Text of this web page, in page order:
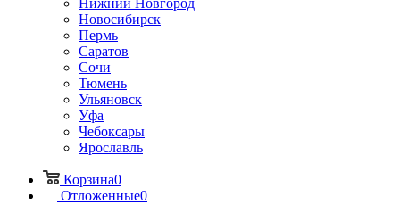
Нижний Новгород
Новосибирск
Пермь
Саратов
Сочи
Тюмень
Ульяновск
Уфа
Чебоксары
Ярославль
Корзина0
Отложенные0